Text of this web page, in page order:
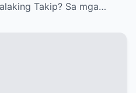
Takip? Sa mga…